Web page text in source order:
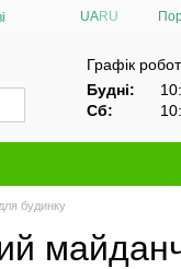
UARU
Графік
Будні:
Сб:
будинку